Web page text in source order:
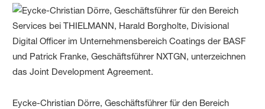
Eycke-Christian Dörre, Geschäftsführer für den Bereich